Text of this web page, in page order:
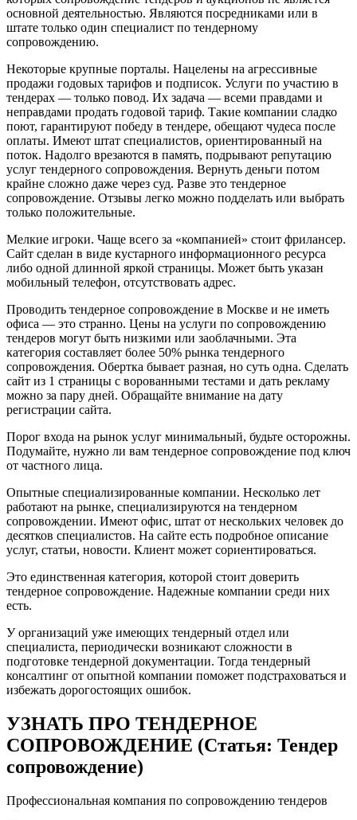
основной деятельностью. Являются посредниками или в
штате только один специалист по тендерному
сопровождению.
Некоторые крупные порталы. Нацелены на агрессивные
продажи годовых тарифов и подписок. Услуги по участию в
тендерах — только повод. Их задача — всеми правдами и
неправдами продать годовой тариф. Такие компании сладко
поют, гарантируют победу в тендере, обещают чудеса после
оплаты. Имеют штат специалистов, ориентированный на
поток. Надолго врезаются в память, подрывают репутацию
услуг тендерного сопровождения. Вернуть деньги потом
крайне сложно даже через суд. Разве это тендерное
сопровождение. Отзывы легко можно подделать или выбрать
только положительные.
Мелкие игроки. Чаще всего за «компанией» стоит фрилансер.
Сайт сделан в виде кустарного информационного ресурса
либо одной длинной яркой страницы. Может быть указан
мобильный телефон, отсутствовать адрес.
Проводить тендерное сопровождение в Москве и не иметь
офиса — это странно. Цены на услуги по сопровождению
тендеров могут быть низкими или заоблачными. Эта
категория составляет более 50% рынка тендерного
сопровождения. Обертка бывает разная, но суть одна. Сделать
сайт из 1 страницы с ворованными тестами и дать рекламу
можно за пару дней. Обращайте внимание на дату
регистрации сайта.
Порог входа на рынок услуг минимальный, будьте осторожны.
Подумайте, нужно ли вам тендерное сопровождение под ключ
от частного лица.
Опытные специализированные компании. Несколько лет
работают на рынке, специализируются на тендерном
сопровождении. Имеют офис, штат от нескольких человек до
десятков специалистов. На сайте есть подробное описание
услуг, статьи, новости. Клиент может сориентироваться.
Это единственная категория, которой стоит доверить
тендерное сопровождение. Надежные компании среди них
есть.
У организаций уже имеющих тендерный отдел или
специалиста, периодически возникают сложности в
подготовке тендерной документации. Тогда тендерный
консалтинг от опытной компании поможет подстраховаться и
избежать дорогостоящих ошибок.
УЗНАТЬ ПРО ТЕНДЕРНОЕ
СОПРОВОЖДЕНИЕ (Статья: Тендер
сопровождение)
Профессиональная компания по сопровождению тендеров